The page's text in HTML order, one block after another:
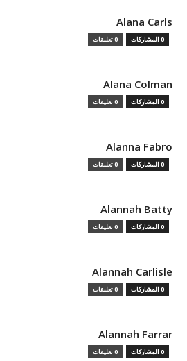
Alana Carls
0 المشاركات 0 تعليقات
Alana Colman
0 المشاركات 0 تعليقات
Alanna Fabro
0 المشاركات 0 تعليقات
Alannah Batty
0 المشاركات 0 تعليقات
Alannah Carlisle
0 المشاركات 0 تعليقات
Alannah Farrar
0 المشاركات 0 تعليقات